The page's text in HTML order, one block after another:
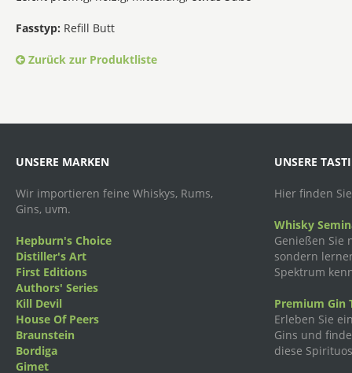
Fasstyp: Refill Butt
Zurück zur Produktliste
UNSERE MARKEN
Wir importieren feine Whiskys, Rums,
Gins, uvm.
Hepburn's Choice
Distiller's Art
First Editions
Authors' Series
Kill Devil
House Of Peers
Braunstein
Bordiga
Gimet
UNSERE
Hier finden
Whisky
Genießen Sie
sondern
Spektrum
Premium Gin
Erleben Sie
Gins und
diese